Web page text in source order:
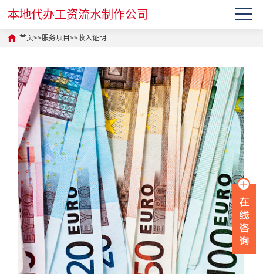
本地代办工资流水制作公司
首页>>服务项目>>收入证明